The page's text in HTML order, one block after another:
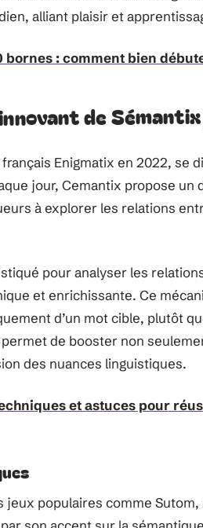
alliant plaisir et
bornes : comment bien
de
Enigmatix en 2022, se
jour, Cemantix propose un
à explorer les relations
pour analyser les
et enrichissante. Ce
d’un mot cible, plutôt
de booster non
des nuances linguistiques.
et astuces pour
jeux populaires comme